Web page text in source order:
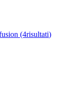
(4risultati)